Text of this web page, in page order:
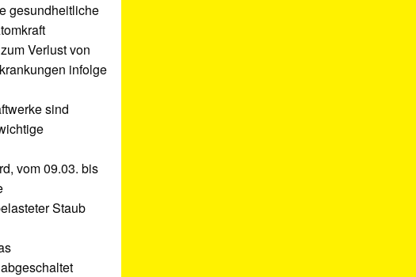
gesundheitliche
Verlust von
infolge
sind
vom 09.03. bis
Staub